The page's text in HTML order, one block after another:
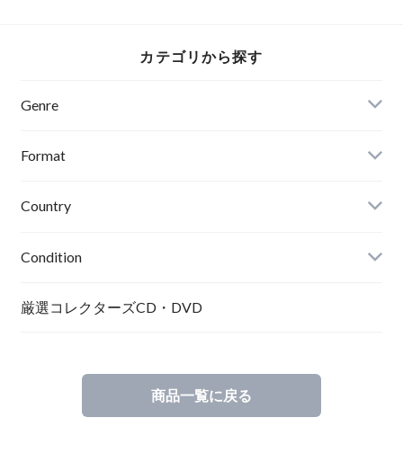
カテゴリから探す
Genre
Format
Country
Condition
厳選コレクターズCD・DVD
商品一覧に戻る